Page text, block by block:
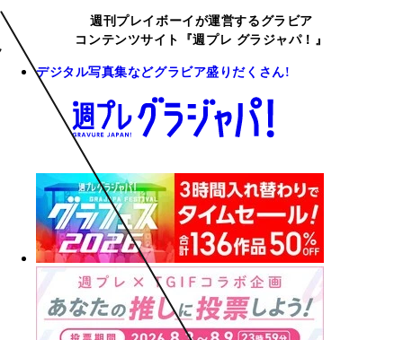
週刊プレイボーイが運営するグラビア
コンテンツサイト『週プレ グラジャパ！』
デジタル写真集などグラビア盛りだくさん!